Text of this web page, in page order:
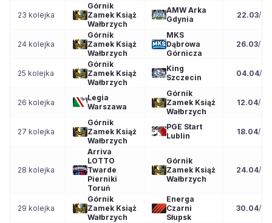
23 kolejka
Górnik
Zamek Książ
Wałbrzych
AMW Arka
Gdynia
22.03/
24 kolejka
Górnik
Zamek Książ
Wałbrzych
MKS
Dąbrowa
Górnicza
26.03/
25 kolejka
Górnik
Zamek Książ
Wałbrzych
King
Szczecin
04.04/
26 kolejka
Legia
Warszawa
Górnik
Zamek Książ
Wałbrzych
12.04/
27 kolejka
Górnik
Zamek Książ
Wałbrzych
PGE Start
Lublin
18.04/
28 kolejka
Arriva
LOTTO
Twarde
Pierniki
Toruń
Górnik
Zamek Książ
Wałbrzych
24.04/
29 kolejka
Górnik
Zamek Książ
Wałbrzych
Energa
Czarni
Słupsk
30.04/